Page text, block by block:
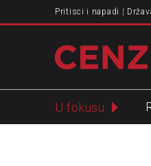
Pritisci i napadi
U fokusu